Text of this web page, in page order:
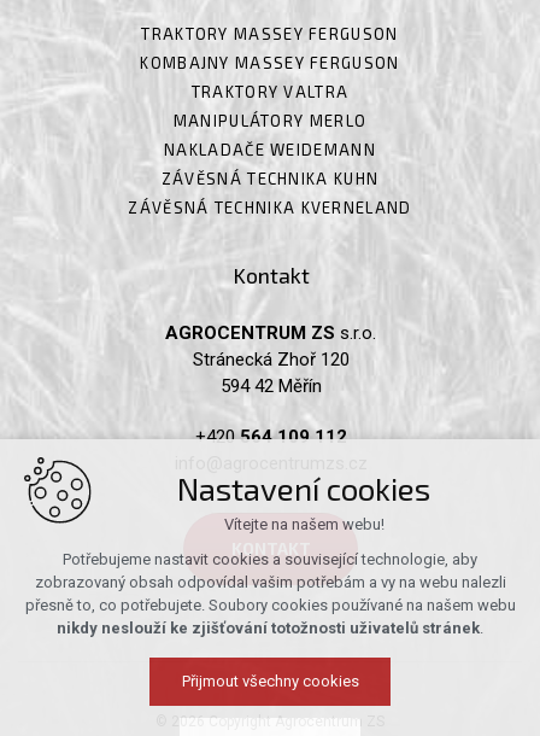
TRAKTORY MASSEY FERGUSON
KOMBAJNY MASSEY FERGUSON
TRAKTORY VALTRA
MANIPULÁTORY MERLO
NAKLADAČE WEIDEMANN
ZÁVĚSNÁ TECHNIKA KUHN
ZÁVĚSNÁ TECHNIKA KVERNELAND
Kontakt
AGROCENTRUM ZS s.r.o.
Stránecká Zhoř 120
594 42 Měřín
+420564 109 112
KONTAKT
© 2026 Copyright Agrocentrum ZS
Nastavení cookies
Vítejte na našem webu!
Potřebujeme nastavit cookies a související technologie, aby
zobrazovaný obsah odpovídal vašim potřebám a vy na webu nalezli
přesně to, co potřebujete. Soubory cookies používané na našem webu
nikdy neslouží ke zjišťování totožnosti uživatelů stránek.
Přijmout všechny cookies